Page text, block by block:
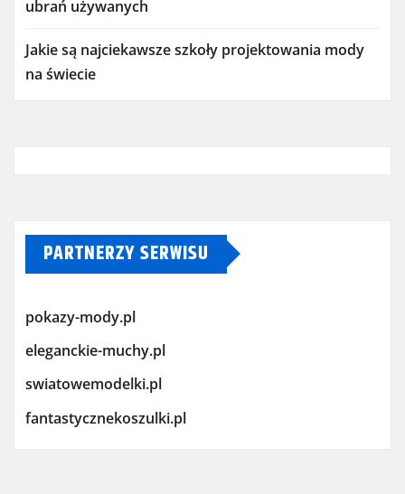
ubrań używanych
Jakie są najciekawsze szkoły projektowania mody
na świecie
PARTNERZY SERWISU
pokazy-mody.pl
eleganckie-muchy.pl
swiatowemodelki.pl
fantastycznekoszulki.pl